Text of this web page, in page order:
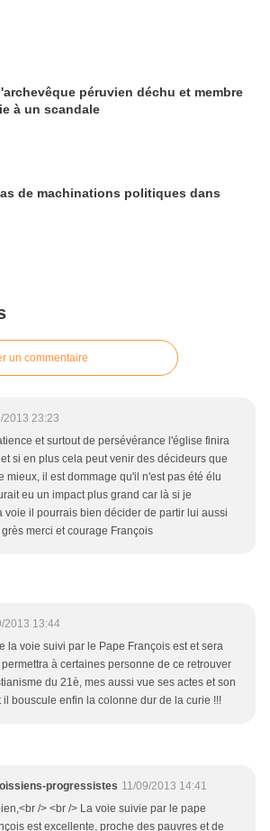
péruvien déchu et membre
à un scandale
de machinations politiques dans
un commentaire
2013 23:23
et surtout de persévérance l'église finira
si en plus cela peut venir des décideurs que
mieux, il est dommage qu'il n'est pas été élu
eu un impact plus grand car là si je
voie il pourrais bien décider de partir lui aussi
merci et courage François
2013 13:44
la voie suivi par le Pape François est et sera
à certaines personne de ce retrouver
du 21è, mes aussi vue ses actes et son
il bouscule enfin la colonne dur de la curie !!!
progressistes 11/09/2013 14:41
/> <br /> La voie suivie par le pape
est excellente, proche des pauvres et de